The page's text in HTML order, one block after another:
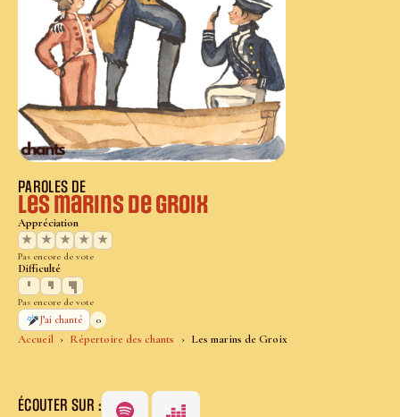
Accueil Répertoire des chants Les marins de Groix
PAROLES DE
Les marins de Groix
Appréciation
★
★ ★ ★ ★
Pas encore de vote
Difficulté
Pas encore de vote
J’ai chanté
0
ÉCOUTER SUR :